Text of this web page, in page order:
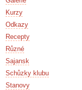
Kurzy
Odkazy
Recepty
Různé
Sajansk
Schůzky klubu
Stanovy